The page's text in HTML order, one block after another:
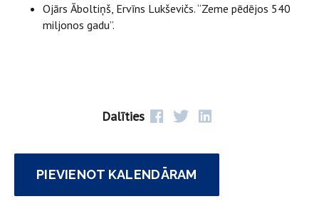
Ojārs Āboltiņš, Ervīns Lukševičs. “Zeme pēdējos 540
miljonos gadu”.
Dalīties
PIEVIENOT KALENDĀRAM